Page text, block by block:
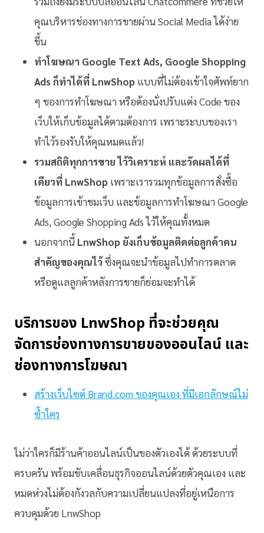
คุณบริหารช่องทางการขายผ่าน Social Media ได้ง่าย
ขึ้น
ทำโฆษณา Google Text Ads, Google Shopping
Ads ก็ทำได้ที่ LnwShop แบบที่ไม่ต้องเข้าใจศัพท์ยาก
ๆ ของการทำโฆษณา หรือต้องนั่งปรับแต่ง Code ของ
เว็บให้เก็บข้อมูลได้ตามต้องการ เพราะระบบของเรา
ทำไว้รองรับให้คุณหมดแล้ว!
รวมสถิติทุกการขาย ไว้วิเคราะห์ และวัดผลได้ที่
เดียวที่ LnwShop เพราะเรารวมทุกข้อมูลการสั่งซื้อ
ข้อมูลการเข้าชมเว็บ และข้อมูลการทำโฆษณา Google
Ads, Google Shopping Ads ไว้ให้คุณทั้งหมด
นอกจากนี้ LnwShop ยังเก็บข้อมูลติดต่อลูกค้าคน
สำคัญของคุณไว้ซึ่งคุณจะนำข้อมูลไปทำการตลาด
หรือดูแลลูกค้าหลังการขายก็ย่อมจะทำได้
บริการของ LnwShop ที่จะช่วยคุณ
จัดการช่องทางการขายของออนไลน์ และ
ช่องทางการโฆษณา
สร้างเว็บไซต์ Brand.com ของคุณเอง ที่มีเอกลักษณ์ไม่
ซ้ำใคร
ไม่ว่าใครก็มีร้านค้าออนไลน์เป็นของตัวเองได้ ด้วยระบบที่
ครบครัน พร้อมขับเคลื่อนธุรกิจออนไลน์ด้วยตัวคุณเอง และ
หมดห่วงไม่ต้องกังวลกับความเปลี่ยนแปลงที่อยู่เหนือการ
ควบคุมด้วย LnwShop